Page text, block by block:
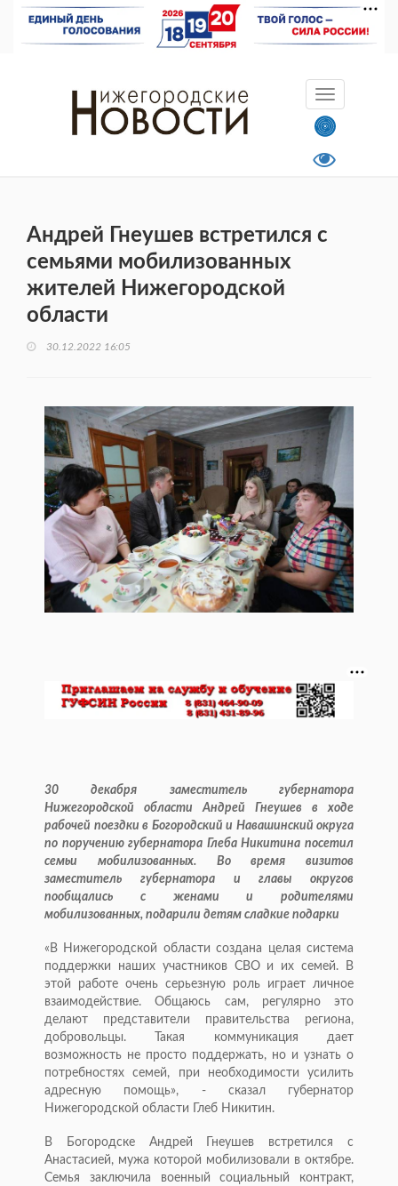
Андрей Гнеушев встретился с
семьями мобилизованных
жителей Нижегородской
области
30.12.2022 16:05
30 декабря заместитель губернатора
Нижегородской области Андрей Гнеушев в ходе
рабочей поездки в Богородский и Навашинский округа
по поручению губернатора Глеба Никитина посетил
семьи мобилизованных. Во время визитов
заместитель губернатора и главы округов
пообщались с женами и родителями
мобилизованных, подарили детям сладкие подарки
«В Нижегородской области создана целая система
поддержки наших участников СВО и их семей. В
этой работе очень серьезную роль играет личное
взаимодействие. Общаюсь сам, регулярно это
делают представители правительства региона,
добровольцы. Такая коммуникация дает
возможность не просто поддержать, но и узнать о
потребностях семей, при необходимости усилить
адресную помощь», - сказал губернатор
Нижегородской области Глеб Никитин.
В Богородске Андрей Гнеушев встретился с
Анастасией, мужа которой мобилизовали в октябре.
Семья заключила военный социальный контракт,